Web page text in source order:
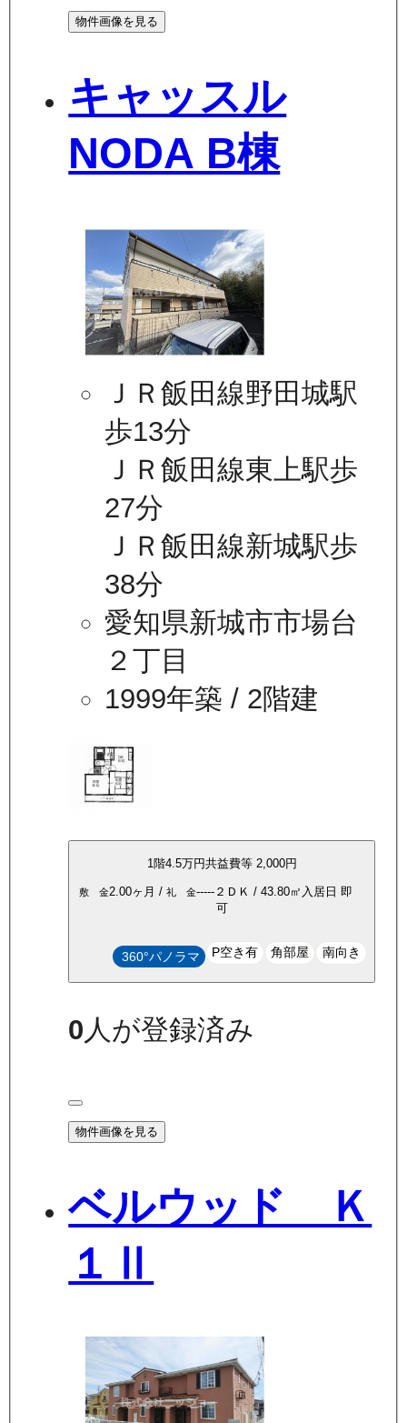
物件画像を見る
キャッスル
NODA B棟
ＪＲ飯田線野田城駅
歩13分
ＪＲ飯田線東上駅歩
27分
ＪＲ飯田線新城駅歩
38分
愛知県新城市市場台
２丁目
1999年築 / 2階建
1階4.5万円共益費等 2,000円
敷 金2.00ヶ月 / 礼 金----- ２ＤＫ / 43.80㎡ 入居日 即
可
360°パノラマ P空き有 角部屋 南向き
0 人が登録済み
物件画像を見る
ベルウッド Ｋ
１Ⅱ